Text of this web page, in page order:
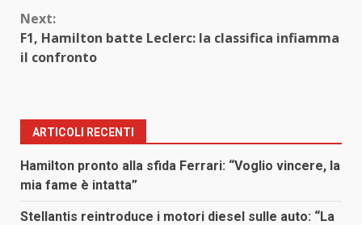
Next:
F1, Hamilton batte Leclerc: la classifica infiamma
il confronto
ARTICOLI RECENTI
Hamilton pronto alla sfida Ferrari: “Voglio vincere, la
mia fame è intatta”
Stellantis reintroduce i motori diesel sulle auto: “La